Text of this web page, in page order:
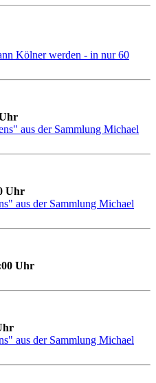
Kölner werden - in nur 60
aus der Sammlung Michael
Uhr
aus der Sammlung Michael
Uhr
aus der Sammlung Michael